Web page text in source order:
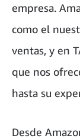
empresa.
como el
ventas, y en
que nos
hasta su
Desde